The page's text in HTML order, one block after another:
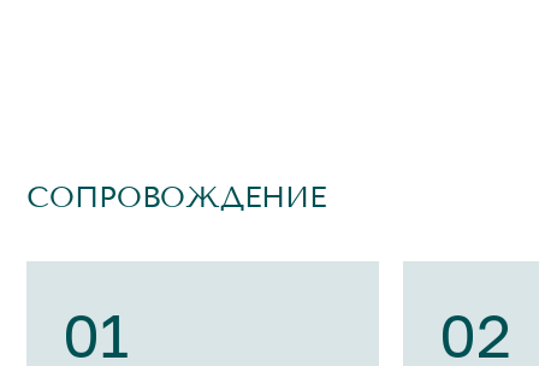
СОПРОВОЖДЕНИЕ
01 02